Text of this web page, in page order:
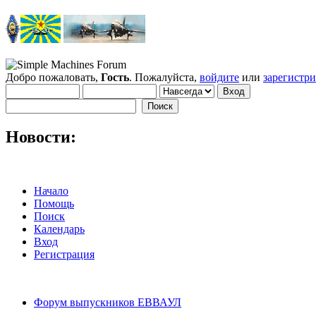
Добро пожаловать, Гость. Пожалуйста, войдите или
Новости:
Начало
Помощь
Поиск
Календарь
Вход
Регистрация
Форум выпускников ЕВВАУЛ